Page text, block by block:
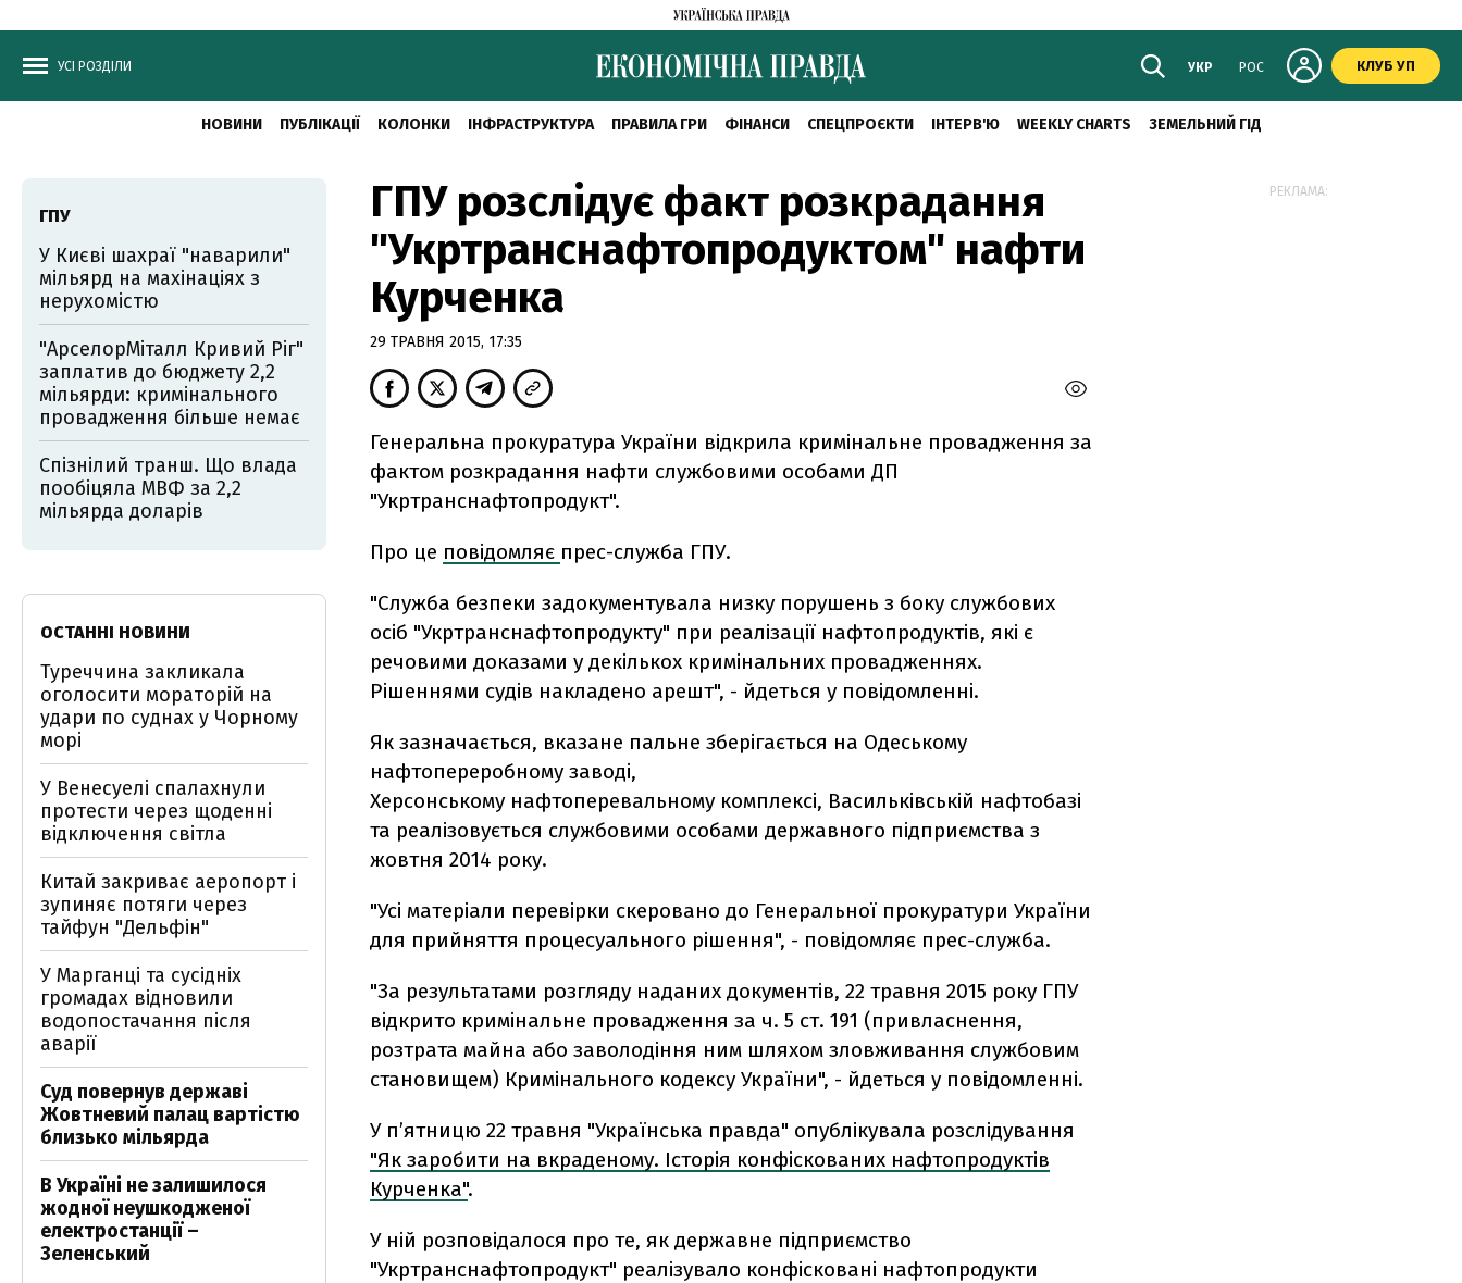
УСІ РОЗДІЛИ УКР РОС КЛУБ УП
НОВИНИ ПУБЛІКАЦІЇ КОЛОНКИ ІНФРАСТРУКТУРА ПРАВИЛА ГРИ ФІНАНСИ СПЕЦПРОЄКТИ ІНТЕРВ'Ю WEEKLY CHARTS ЗЕМЕЛЬНИЙ ГІД
ГПУ розслідує факт розкрадання
"Укртранснафтопродуктом" нафти
Курченка
29 ТРАВНЯ 2015, 17:35
Генеральна прокуратура України відкрила кримінальне провадження за
фактом розкрадання нафти службовими особами ДП
"Укртранснафтопродукт".
Про це повідомляє прес-служба ГПУ.
"Служба безпеки задокументувала низку порушень з боку службових
осіб "Укртранснафтопродукту" при реалізації нафтопродуктів, які є
речовими доказами у декількох кримінальних провадженнях.
Рішеннями судів накладено арешт", - йдеться у повідомленні.
Як зазначається, вказане пальне зберігається на Одеському
нафтопереробному заводі,
Херсонському нафтоперевальному комплексі, Васильківській нафтобазі
та реалізовується службовими особами державного підприємства з
жовтня 2014 року.
"Усі матеріали перевірки скеровано до Генеральної прокуратури України
для прийняття процесуального рішення", - повідомляє прес-служба.
"За результатами розгляду наданих документів, 22 травня 2015 року ГПУ
відкрито кримінальне провадження за ч. 5 ст. 191 (привласнення,
розтрата майна або заволодіння ним шляхом зловживання службовим
становищем) Кримінального кодексу України", - йдеться у повідомленні.
У п’ятницю 22 травня "Українська правда" опублікувала розслідування
"Як заробити на вкраденому. Історія конфіскованих нафтопродуктів
Курченка".
У ній розповідалося про те, як державне підприємство
"Укртранснафтопродукт" реалізувало конфісковані нафтопродукти
ГПУ
У Києві шахраї "наварили"
мільярд на махінаціях з
нерухомістю
"АрселорМіталл Кривий Ріг"
заплатив до бюджету 2,2
мільярди: кримінального
провадження більше немає
Спізнілий транш. Що влада
пообіцяла МВФ за 2,2
мільярда доларів
ОСТАННІ НОВИНИ
Туреччина закликала
оголосити мораторій на
удари по суднах у Чорному
морі
У Венесуелі спалахнули
протести через щоденні
відключення світла
Китай закриває аеропорт і
зупиняє потяги через
тайфун "Дельфін"
У Марганці та сусідніх
громадах відновили
водопостачання після
аварії
Суд повернув державі
Жовтневий палац вартістю
близько мільярда
В Україні не залишилося
жодної неушкодженої
електростанції –
Зеленський
РЕКЛАМА: